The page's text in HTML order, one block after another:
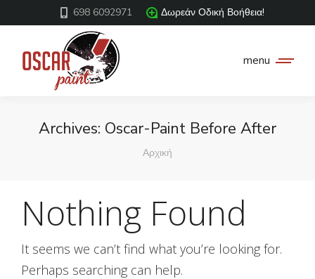
698 6092971 Δωρεάν Οδική Βοήθεια!
menu
Archives: Oscar-Paint Before After
You are here:
Αρχική
Nothing Found
It seems we can’t find what you’re looking for.
Perhaps searching can help.